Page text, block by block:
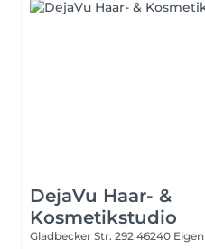
DejaVu Haar- &
Kosmetikstudio
Gladbecker Str. 292 46240 Eigen